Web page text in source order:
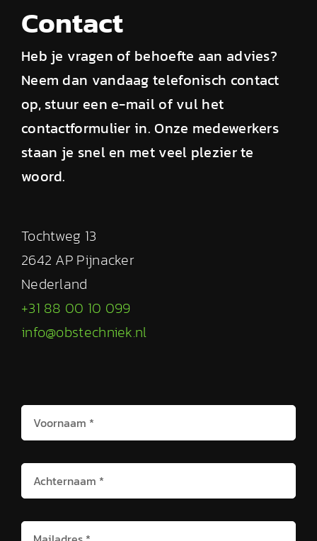
Contact
Heb je vragen of behoefte aan advies?
Neem dan vandaag telefonisch contact
op, stuur een e-mail of vul het
contactformulier in. Onze medewerkers
staan je snel en met veel plezier te
woord.
Tochtweg 13
2642 AP Pijnacker
Nederland
+31 88 00 10 099
info@obstechniek.nl